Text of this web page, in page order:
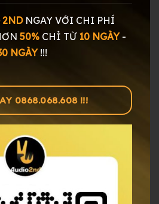
2NDNGAY VỚI CHI PHÍ
50% CHỈ TỪ 10 NGÀY-
NGÀY!!!
0868.068.608 !!!